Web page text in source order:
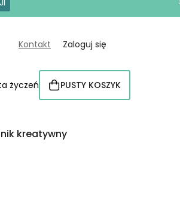
Kontakt Zaloguj się
życzeń KOSZYK
PUSTY KOSZYK
kreatywny